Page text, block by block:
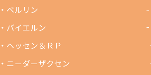
ベルリン
バイエルン
ヘッセン＆ＲＰ
ニ－ダ－ザクセン